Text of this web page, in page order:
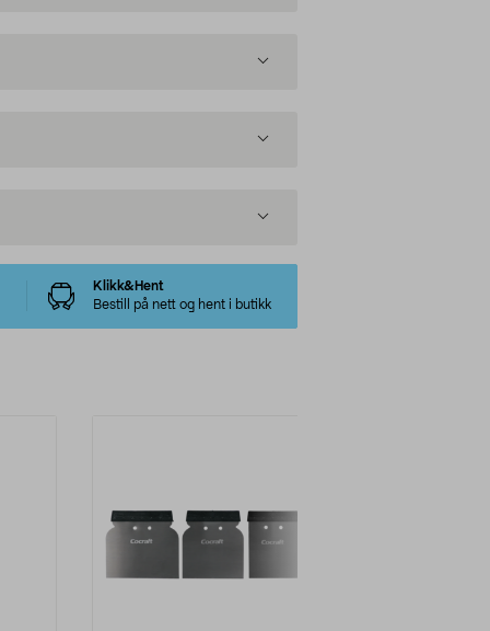
Klikk&Hent
Bestill på nett og hent i butikk